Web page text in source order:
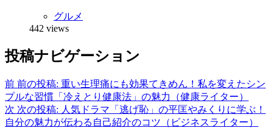
グルメ
442 views
投稿ナビゲーション
前 前の投稿: 重い生理痛にも効果てきめん！私を変えたシン
プルな習慣「冷えとり健康法」の魅力（健康ライター）
次 次の投稿: 人気ドラマ「逃げ恥」の平匡やみくりに学ぶ！
自分の魅力が伝わる自己紹介のコツ（ビジネスライター）